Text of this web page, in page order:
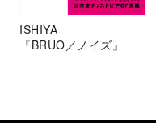
ISHIYA
『BRUO／ノイズ』